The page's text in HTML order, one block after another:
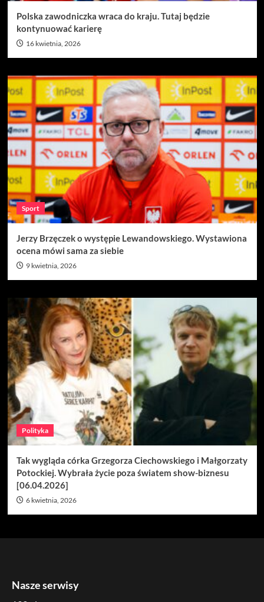
Polska zawodniczka wraca do kraju. Tutaj będzie
kontynuować karierę
16 kwietnia, 2026
Sport
Jerzy Brzęczek o występie Lewandowskiego. Wystawiona
ocena mówi sama za siebie
9 kwietnia, 2026
Polityka
Tak wygląda córka Grzegorza Ciechowskiego i Małgorzaty
Potockiej. Wybrała życie poza światem show-biznesu
[06.04.2026]
6 kwietnia, 2026
Nasze serwisy